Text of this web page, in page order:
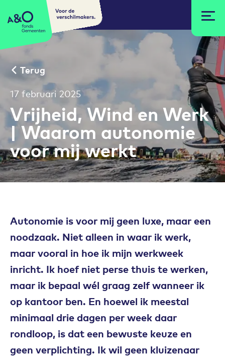
A&O fonds Gemeenten
Voor de
verschilmakers.
Terug
17 februari 2025
Vrijheid, Wind en Werk
| Waarom autonomie
voor mij werkt
Autonomie is voor mij geen luxe, maar een
noodzaak. Niet alleen in waar ik werk,
maar vooral in hoe ik mijn werkweek
inricht. Ik hoef niet perse thuis te werken,
maar ik bepaal wél graag zelf wanneer ik
op kantoor ben. En hoewel ik meestal
minimaal drie dagen per week daar
rondloop, is dat een bewuste keuze en
geen verplichting. Ik wil geen kluizenaar